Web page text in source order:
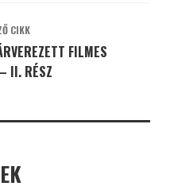
CIKK
FILMES
II. RÉSZ